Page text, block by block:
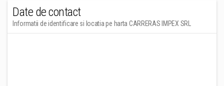
Date de contact
Informatii de identificare si locatia pe harta CARRERAS IMPEX SRL